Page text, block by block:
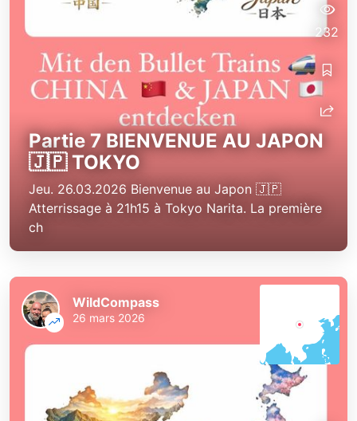
WildCompass
WildCompass
Partie 7 BIENVENUE AU JAPON
🇯🇵 TOKYO
Jeu. 26.03.2026 Bienvenue au Japon 🇯🇵
Atterrissage à 21h15 à Tokyo Narita. La première
ch
232
WildCompass
26 mars 2026